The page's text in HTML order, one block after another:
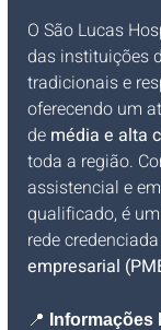
O São Lucas
das instituições
tradicionais e
oferecendo um
de média e alta
toda a região.
assistencial e
qualificado, é
rede
empresarial
📍
Informações